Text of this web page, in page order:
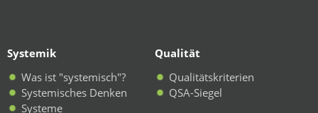
Systemik
Was ist "systemisch"?
Systemisches Denken
Systeme
Qualität
Qualitätskriterien
QSA-Siegel